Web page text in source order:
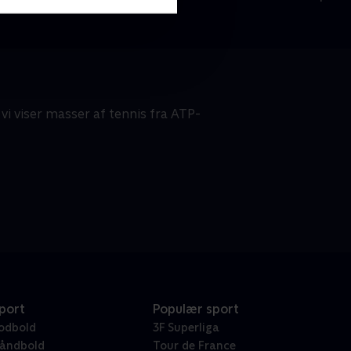
viser masser af tennis fra ATP-
Populær sport
3F Superliga
Tour de France